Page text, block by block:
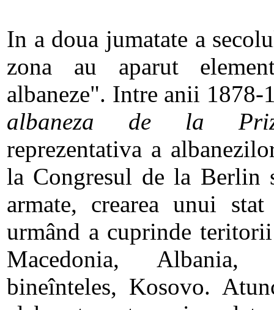
In a doua jumatate a
zona au aparut
albaneze". Intre anii
albaneza de la
reprezentativa a
la Congresul de la Berlin
armate, crearea unui
urmând a cuprinde
Macedonia, Albania,
bineînteles, Kosovo.